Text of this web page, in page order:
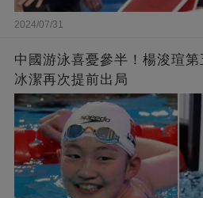
2024/07/31
中國游泳喜憂參半！楊浚瑄
冰潔再次提前出局